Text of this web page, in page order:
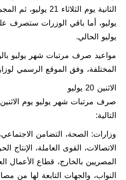
يوليو الحالي.
مواعيد صرف مرتبات شهر يوليو
المختلفة، وفق الموقع الرسمي
الاثنين 20 يوليو
التالية:
وزارات: الصحة، التضامن الاجتماعي،
الاتصالات، القوى العاملة، الإنتاج
المصريين بالخارج، قطاع الأعمال
النواب، والجهات التابعة لها من